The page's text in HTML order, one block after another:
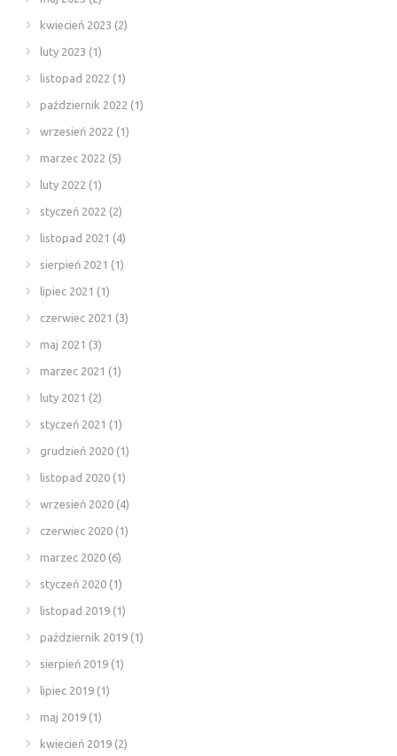
kwiecień 2023 (2)
luty 2023 (1)
listopad 2022 (1)
październik 2022 (1)
wrzesień 2022 (1)
marzec 2022 (5)
luty 2022 (1)
styczeń 2022 (2)
listopad 2021 (4)
sierpień 2021 (1)
lipiec 2021 (1)
czerwiec 2021 (3)
maj 2021 (3)
marzec 2021 (1)
luty 2021 (2)
styczeń 2021 (1)
grudzień 2020 (1)
listopad 2020 (1)
wrzesień 2020 (4)
czerwiec 2020 (1)
marzec 2020 (6)
styczeń 2020 (1)
listopad 2019 (1)
październik 2019 (1)
sierpień 2019 (1)
lipiec 2019 (1)
maj 2019 (1)
kwiecień 2019 (2)